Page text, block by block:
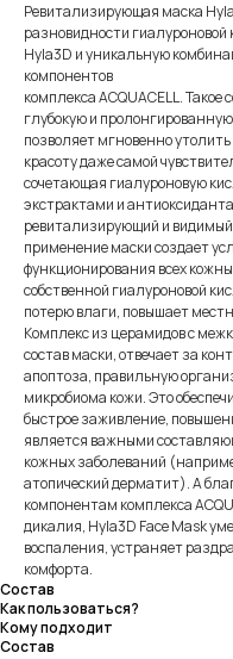
Ревитализирующая маска
разновидности
Hyla3D и уникальную
компонентов
комплекса AСQUACELL. Такое
глубокую и
позволяет мгновенно
красоту даже самой
сочетающая гиалуроновую
экстрактами и
ревитализирующий и
применение маски создает
функционирования всех
собственной гиалуроновой
потерю влаги, повышает
Комплекс из церамидов с
состав маски, отвечает за
апоптоза, правильную
микробиома кожи. Это
быстрое заживление,
является важными
кожных заболеваний
атопический дерматит). А
компонентам комплекса
дикалия, Hyla3D Face Mask
воспаления, устраняет
комфорта.
Cостав
Как пользоваться?
Кому подходит
Cостав